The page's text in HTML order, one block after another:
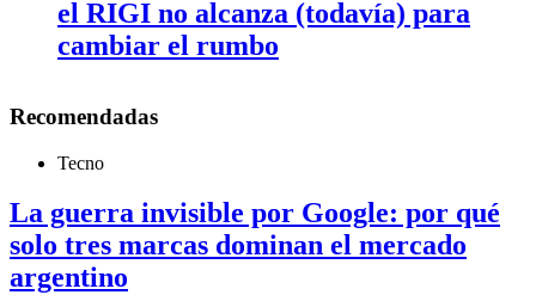
el RIGI no alcanza (todavía) para
cambiar el rumbo
Recomendadas
Tecno
La guerra invisible por Google: por qué
solo tres marcas dominan el mercado
argentino